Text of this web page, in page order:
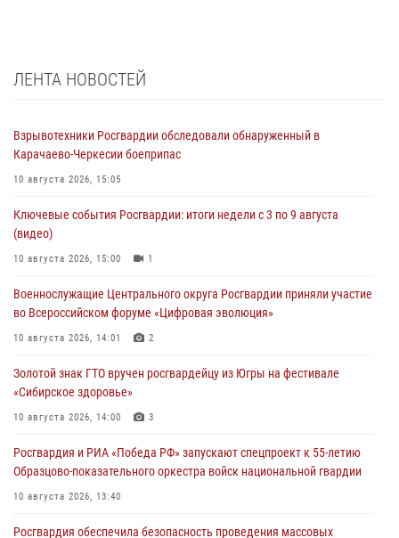
ЛЕНТА НОВОСТЕЙ
Взрывотехники Росгвардии обследовали обнаруженный в
Карачаево-Черкесии боеприпас
10 августа 2026, 15:05
Ключевые события Росгвардии: итоги недели с 3 по 9 августа
(видео)
10 августа 2026, 15:00 1
Военнослужащие Центрального округа Росгвардии приняли участие
во Всероссийском форуме «Цифровая эволюция»
10 августа 2026, 14:01 2
Золотой знак ГТО вручен росгвардейцу из Югры на фестивале
«Сибирское здоровье»
10 августа 2026, 14:00 3
Росгвардия и РИА «Победа РФ» запускают спецпроект к 55-летию
Образцово-показательного оркестра войск национальной гвардии
10 августа 2026, 13:40
Росгвардия обеспечила безопасность проведения массовых